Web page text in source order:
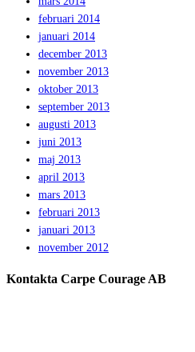
februari 2014
januari 2014
december 2013
november 2013
oktober 2013
september 2013
augusti 2013
juni 2013
maj 2013
april 2013
mars 2013
februari 2013
januari 2013
november 2012
Kontakta Carpe Courage AB